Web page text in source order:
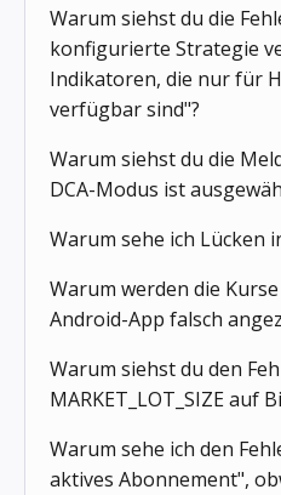
Warum siehst du die
konfigurierte Strategie
Indikatoren, die nur für
verfügbar sind"?
Warum siehst du die
DCA-Modus ist
Warum sehe ich Lücken
Warum werden die
Android-App falsch
Warum siehst du den
MARKET_LOT_SIZE auf
Warum sehe ich den
aktives Abonnement",